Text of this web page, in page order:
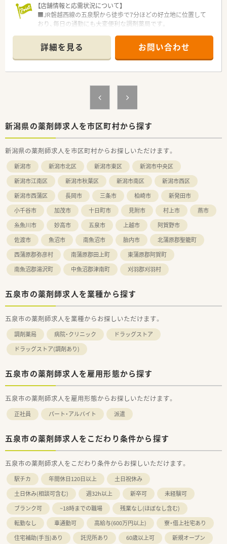
す。
【店舗情報と応需状況について】
■JR磐越西線の五泉駅から徒歩で7分ほどの好立地に位置して
おり、毎日の通勤にも大変便利な調剤薬局です。
テーション科など幅広い処方箋を応需しています。
■1日平均80枚ほどの処方箋を、常勤の薬剤師3名という人員体
制で丁寧に対応しております。
■東証プライム上場企業である東邦ホールディングスのグルー
プ会社として、非常に安定した経営基盤を誇ります。
■最新のICT導入や作業の機械化を積極的に推進し、薬剤師が対
【求人情報について】
■年収はご経験やスキルを考慮の上、450万円から550万円の範
囲で決定され、年に1回の昇給と年2回の賞与があります。
■平日は19時までの開局となっており、残業もほぼないため、ワ
ークライフバランスを重視する方に最適です。
■水曜・日曜・祝日などがお休みのシフト制（配属店舗による）で、
年間休日120日以上とプライベートの時間も確保できます。
【こんな方にオススメ】
■19時退勤で残業がほぼなく、年間休日も120日以上あるため、
仕事とプライベートのバランスをしっかりと保ちたい方に最適
です。
■内科・外科・消化器科などの門前薬局であるため、専門的な知識
を深め、薬剤師としてのスキルアップを図りたい方にお勧めで
■東証プライム上場企業のグループ会社という安定した基盤の
もと、充実した教育制度や福利厚生を利用して長く働き続けたい
方にぴったりです。
詳細を見る お問い合わせ
新潟県の薬剤師求人を市区町村から探す
新潟県の薬剤師求人を市区町村からお探しいただけます。
新潟市 新潟市北区 新潟市東区
新潟市中央区
新潟市江南区
新潟市秋葉区 新潟市南区
新潟市西区
新潟市西蒲区
長岡市 三条市 柏崎市
新発田市
小千谷市
加茂市 十日町市 見附市 村上市
燕市
糸魚川市
妙高市 五泉市 上越市
阿賀野市
佐渡市
魚沼市 南魚沼市 胎内市
北蒲原郡聖籠町
西蒲原郡弥彦村
南蒲原郡田上町
東蒲原郡阿賀町
南魚沼郡湯沢町
中魚沼郡津南町 刈羽郡刈羽村
五泉市の薬剤師求人を業種から探す
五泉市の薬剤師求人を業種からお探しいただけます。
調剤薬局 病院・クリニック
ドラッグストア
ドラッグストア(調剤あり)
五泉市の薬剤師求人を雇用形態から探す
五泉市の薬剤師求人を雇用形態からお探しいただけます。
正社員 パート・アルバイト 派遣
五泉市の薬剤師求人をこだわり条件から探す
五泉市の薬剤師求人をこだわり条件からお探しいただけます。
駅チカ 年間休日120日以上
土日祝休み
土日休み(相談可含む)
週32h以上 新卒可
未経験可
ブランク可
~18時までの職場
残業なし(ほぼなし含む)
転勤なし
車通勤可 高給与(600万円以上)
寮・借上社宅あり
住宅補助(手当)あり
託児所あり 60歳以上可
新規オープン